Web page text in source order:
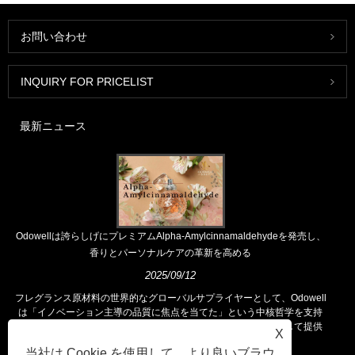
お問い合わせ
INQUIRY FOR PRICELIST
最新ニュース
Odowellは誇らしげにプレミアムAlpha-Amylcinnamaldehydeを発売し、
香りとパーソナルケアの革新を高める
2025/09/12
フレグランス原材料の世界的なグローバルサプライヤーとして、Odowell
は「イノベーション主導の品質に焦点を当てた」という中核哲学を支持
し、世界中の顧客に優れたフレグランスソリューションを一貫して提供
X